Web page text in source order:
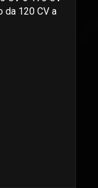
da 120 CV a